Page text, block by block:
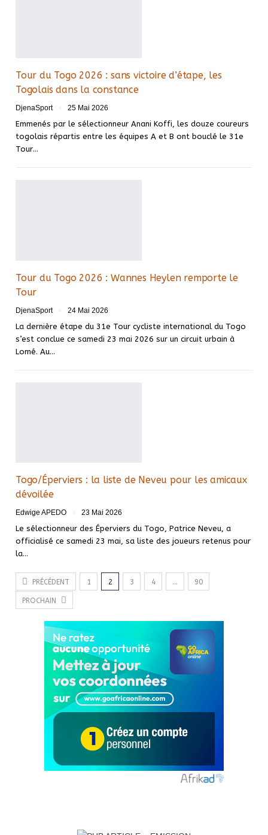
Tour du Togo 2026 : sans victoire d’étape, les
Togolais dans la constance
DjenaSport 25 Mai 2026
Emmenés par le sélectionneur Anani Koffi, les douze coureurs
togolais répartis entre les équipes A et B ont bouclé le 31e
Tour…
Tour du Togo 2026 : Wannes Heylen remporte le
Tour
DjenaSport 24 Mai 2026
La dernière étape du 31e Tour cycliste international du Togo
s’est conclue ce samedi 23 mai 2026 sur un circuit urbain à
Lomé. Au…
Togo/Éperviers : la liste de Neveu pour les amicaux
dévoilée
Edwige APEDO 23 Mai 2026
Le sélectionneur des Éperviers du Togo, Patrice Neveu, a
officialisé ce samedi 23 mai, sa liste des joueurs retenus pour
la…
PRÉCÉDENT 1 2 3 4 … 90
PROCHAIN